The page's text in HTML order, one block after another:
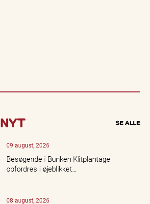
NYT SE ALLE
09 august, 2026
Besøgende i Bunken Klitplantage
opfordres i øjeblikket…
08 august, 2026